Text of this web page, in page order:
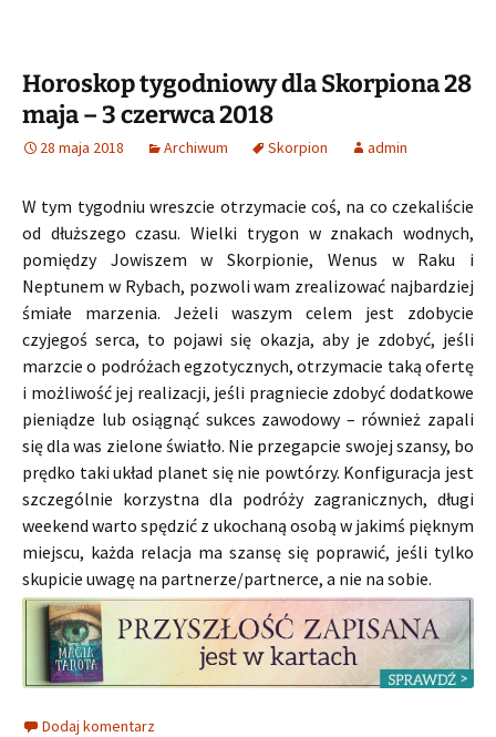
Horoskop tygodniowy dla Skorpiona 28
maja – 3 czerwca 2018
28 maja 2018 Archiwum Skorpion admin
W tym tygodniu wreszcie otrzymacie coś, na co czekaliście
od dłuższego czasu. Wielki trygon w znakach wodnych,
pomiędzy Jowiszem w Skorpionie, Wenus w Raku i
Neptunem w Rybach, pozwoli wam zrealizować najbardziej
śmiałe marzenia. Jeżeli waszym celem jest zdobycie
czyjegoś serca, to pojawi się okazja, aby je zdobyć, jeśli
marzcie o podróżach egzotycznych, otrzymacie taką ofertę
i możliwość jej realizacji, jeśli pragniecie zdobyć dodatkowe
pieniądze lub osiągnąć sukces zawodowy – również zapali
się dla was zielone światło. Nie przegapcie swojej szansy, bo
prędko taki układ planet się nie powtórzy. Konfiguracja jest
szczególnie korzystna dla podróży zagranicznych, długi
weekend warto spędzić z ukochaną osobą w jakimś pięknym
miejscu, każda relacja ma szansę się poprawić, jeśli tylko
skupicie uwagę na partnerze/partnerce, a nie na sobie.
Dodaj komentarz